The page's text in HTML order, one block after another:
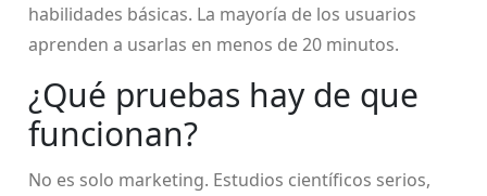
habilidades básicas. La mayoría de los usuarios
aprenden a usarlas en menos de 20 minutos.
¿Qué pruebas hay de que
funcionan?
No es solo marketing. Estudios científicos serios,